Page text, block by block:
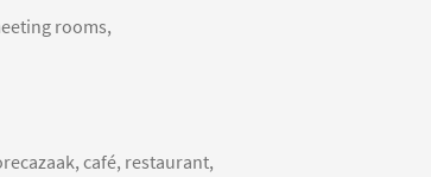
rooms,
café, restaurant,